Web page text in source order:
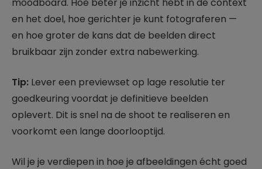
en het doel, hoe gerichter je kunt fotograferen —
en hoe groter de kans dat de beelden direct
bruikbaar zijn zonder extra nabewerking.
Tip: Lever een previewset op lage resolutie ter
goedkeuring voordat je definitieve beelden
oplevert. Dit is snel na de shoot te realiseren en
voorkomt een lange doorlooptijd.
Wil je je verdiepen in hoe je afbeeldingen écht goed